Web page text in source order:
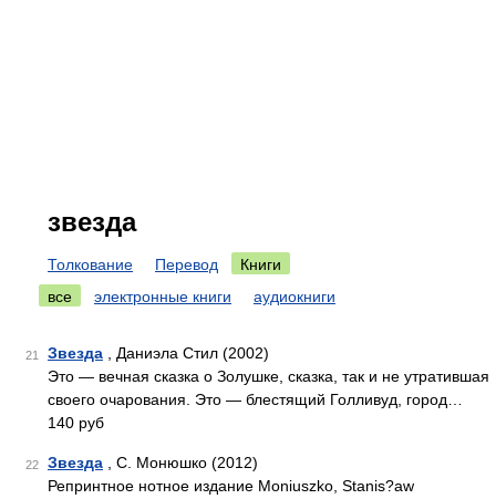
звезда
Толкование Перевод
Книги
все
электронные книги аудиокниги
21 Звезда , Даниэла Стил (2002)
Это — вечная сказка о Золушке, сказка, так и не утратившая
своего очарования. Это — блестящий Голливуд, город…
140 руб
22 Звезда , С. Монюшко (2012)
Репринтное нотное издание Moniuszko, Stanis?aw